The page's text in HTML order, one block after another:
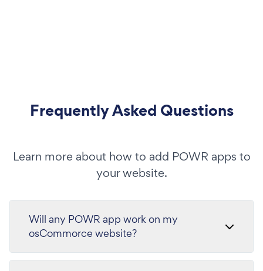
Frequently Asked Questions
Learn more about how to add POWR apps to
your website.
Will any POWR app work on my
osCommorce website?